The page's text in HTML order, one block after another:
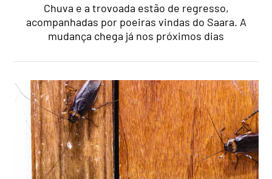
Chuva e a trovoada estão de regresso,
acompanhadas por poeiras vindas do Saara. A
mudança chega já nos próximos dias